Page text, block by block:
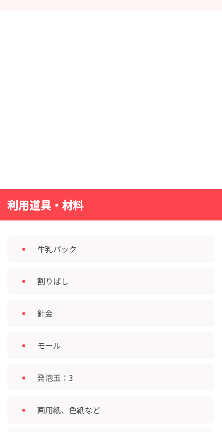
利用道具・材料
牛乳パック
割りばし
針金
モール
発泡玉：3
画用紙、色紙など